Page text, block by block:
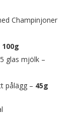
Champinjoner
100g
glas mjölk –
pålägg – 45g